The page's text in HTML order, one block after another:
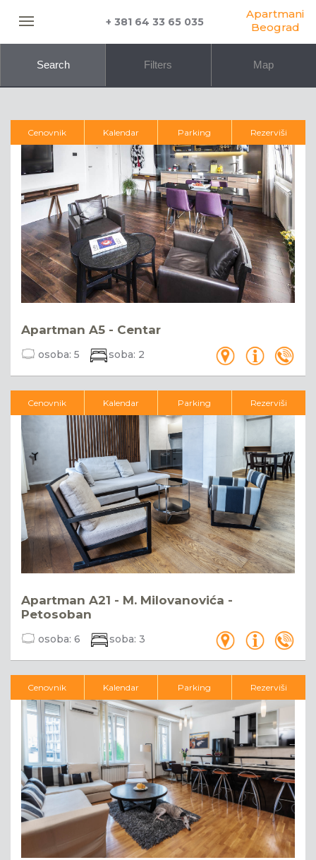
+ 381 64 33 65 035
Apartmani
Beograd
Search Filters Map
Apartman A5 - Centar
osoba: 5 soba: 2
Cenovnik Kalendar Parking Rezerviši
Apartman A21 - M. Milovanovića -
Petosoban
osoba: 6 soba: 3
Cenovnik Kalendar Parking Rezerviši
Cenovnik Kalendar Parking Rezerviši